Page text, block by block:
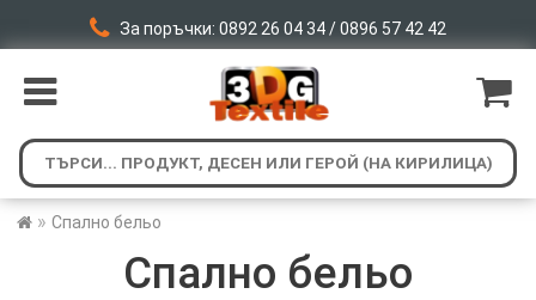
За поръчки: 0892 26 04 34 / 0896 57 42 42
» Спално бельо
Спално бельо